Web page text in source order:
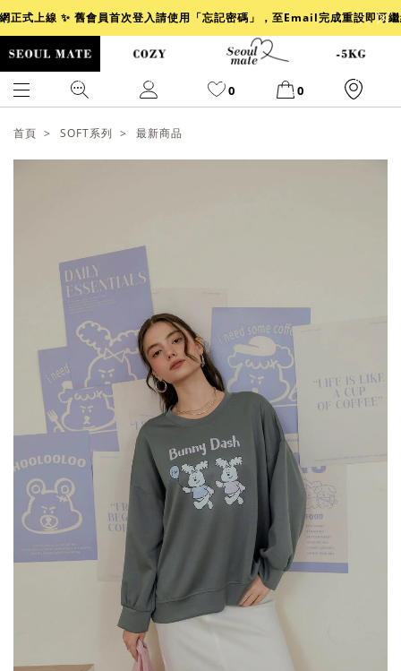
正式上線 ✨ 舊會員首次登入請使用「忘記密碼」，至Email完成重設即可
0 0
襯衫
首頁 SOFT系列 最新商品